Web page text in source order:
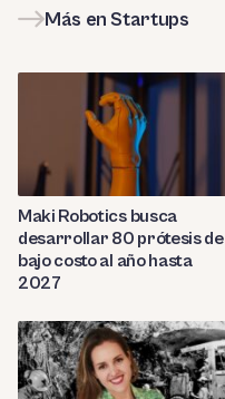
Más en Startups
Maki Robotics busca
desarrollar 80 prótesis de
bajo costo al año hasta
2027